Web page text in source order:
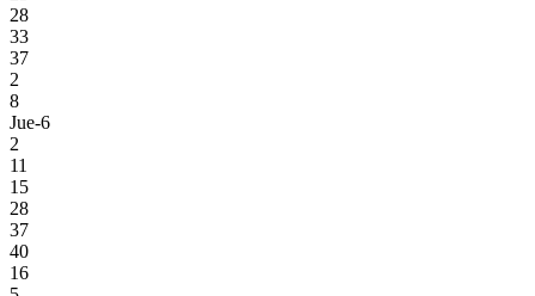
28
33
37
2
8
Jue-6
2
11
15
28
37
40
16